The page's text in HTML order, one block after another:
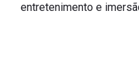
entretenimento e